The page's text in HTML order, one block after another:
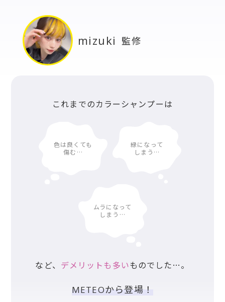
mizuki 監修
これまでのカラーシャンプーは
色は良くても
傷む…
緑になって
しまう…
ムラになって
しまう…
など、 デメリットも多いものでした…。
METEOから登場！